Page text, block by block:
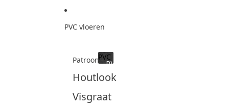
PVC vloeren
Patroon
Houtlook
Visgraat
PVC
PVC